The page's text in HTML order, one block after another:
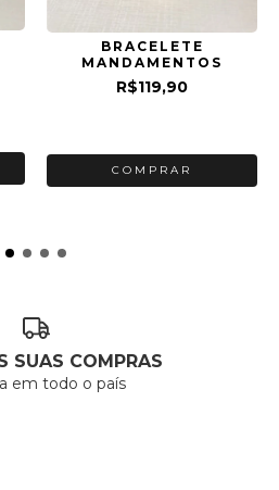
BRACELETE
MANDAMENTOS
R$119,90
SUAS COMPRAS
em todo o país